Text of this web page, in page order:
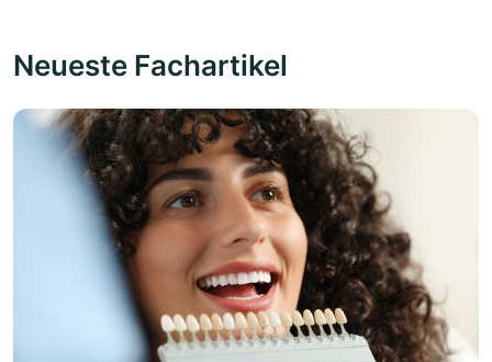
Neueste Fachartikel